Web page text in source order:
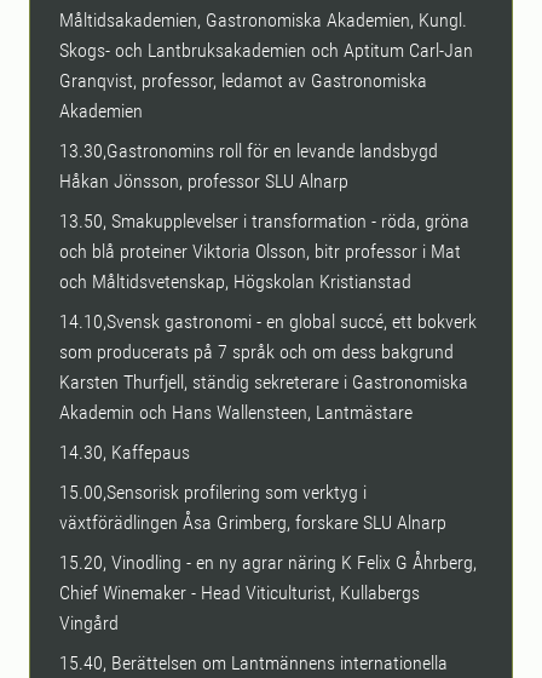
Måltidsakademien, Gastronomiska Akademien, Kungl.
Skogs- och Lantbruksakademien och Aptitum Carl-Jan
Granqvist, professor, ledamot av Gastronomiska
Akademien
13.30,Gastronomins roll för en levande landsbygd
Håkan Jönsson, professor SLU Alnarp
13.50, Smakupplevelser i transformation - röda, gröna
och blå proteiner Viktoria Olsson, bitr professor i Mat
och Måltidsvetenskap, Högskolan Kristianstad
14.10,Svensk gastronomi - en global succé, ett bokverk
som producerats på 7 språk och om dess bakgrund
Karsten Thurfjell, ständig sekreterare i Gastronomiska
Akademin och Hans Wallensteen, Lantmästare
14.30, Kaffepaus
15.00,Sensorisk profilering som verktyg i
växtförädlingen Åsa Grimberg, forskare SLU Alnarp
15.20, Vinodling - en ny agrar näring K Felix G Åhrberg,
Chief Winemaker - Head Viticulturist, Kullabergs
Vingård
15.40, Berättelsen om Lantmännens internationella